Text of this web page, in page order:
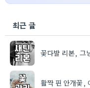
최근 글
꽃다발 리본, 그
활짝 핀 안개꽃,